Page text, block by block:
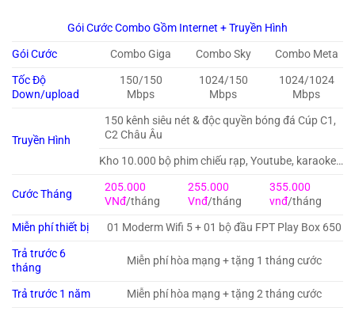
Gói Cước Combo Gồm Internet + Truyền Hình
Gói Cước
Combo Giga Combo Sky
Combo Meta
Tốc Độ
Down/upload
150/150
Mbps
1024/150
Mbps
1024/1024
Mbps
Truyền Hình
150 kênh siêu nét & độc quyền bóng đá Cúp C1,
C2 Châu Âu
Kho 10.000 bộ phim chiếu rạp, Youtube, karaoke…
Cước Tháng
205.000
VNđ/tháng
255.000
Vnđ/tháng
355.000
vnđ/tháng
Miễn phí thiết bị
01 Moderm Wifi 5 + 01 bộ đầu FPT Play Box 650
Trả trước 6
tháng
Miễn phí hòa mạng + tặng 1 tháng cước
Trả trước 1 năm Miễn phí hòa mạng + tặng 2 tháng cước